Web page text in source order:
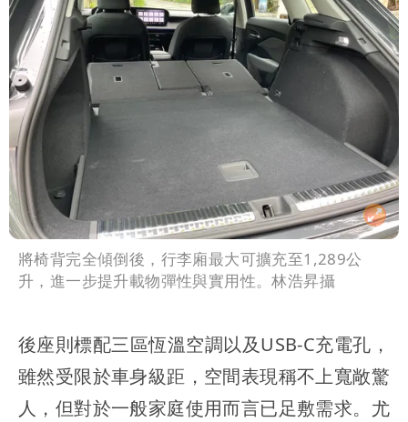
將椅背完全傾倒後，行李廂最大可擴充至1,289公
升，進一步提升載物彈性與實用性。林浩昇攝
後座則標配三區恆溫空調以及USB-C充電孔，
雖然受限於車身級距，空間表現稱不上寬敞驚
人，但對於一般家庭使用而言已足敷需求。尤